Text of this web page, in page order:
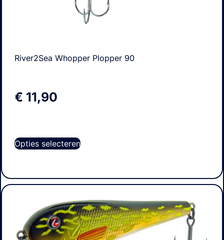
River2Sea Whopper Plopper 90
€ 11,90
Opties selecteren